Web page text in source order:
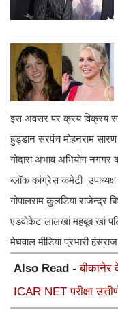
इस अवसर पर क्रय विक्रय
हुड्डान सरपंच मोहनराम
गोदारा अभाव अभियोग नगगर
ब्लॉक कांग्रेस कमेटी उपाध्यक्ष
गोपालराम कुलडिया राजेन्द्र
एडवोकेट लालखां महबूब खां
मेघवाल मीडिया प्रभारी
Also Read -
ICAR NET परीक्षा